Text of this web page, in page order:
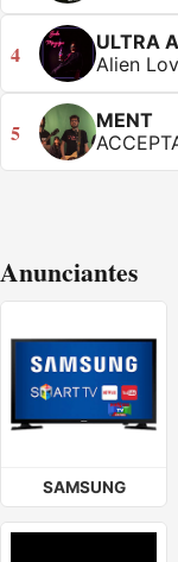
4
ULTRA
Alien
5
MENT
Anunciantes
SAMSUNG